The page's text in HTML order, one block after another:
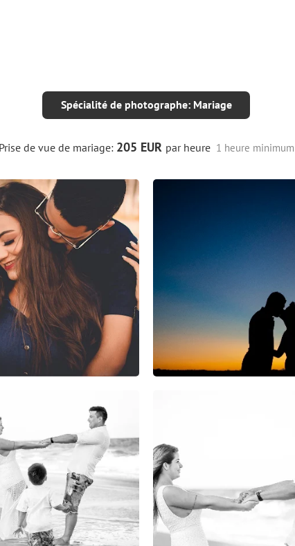
Spécialité de photographe: Mariage
Prise de vue de mariage: 205 EUR par heure 1 heure minimum
6 0 0
5 0 6 0 0